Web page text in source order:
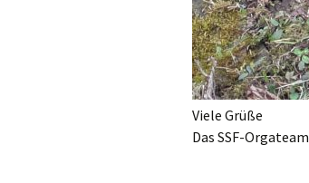
Viele Grüße
Das SSF-Orgateam